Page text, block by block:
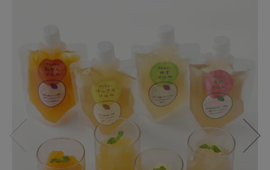
ようこそ ゲスト 様
ログイン 新規会員登録